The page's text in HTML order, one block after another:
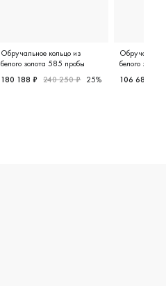
Обручальное кольцо из
белого золота 585 пробы
180 188 ₽ 240 250 ₽ 25%
белого
106 680 ₽